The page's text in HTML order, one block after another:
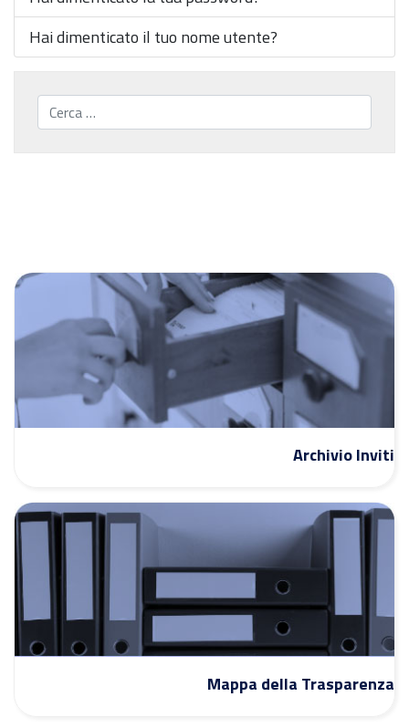
Hai dimenticato il tuo nome utente?
Cerca...
Archivio Inviti
Mappa della Trasparenza